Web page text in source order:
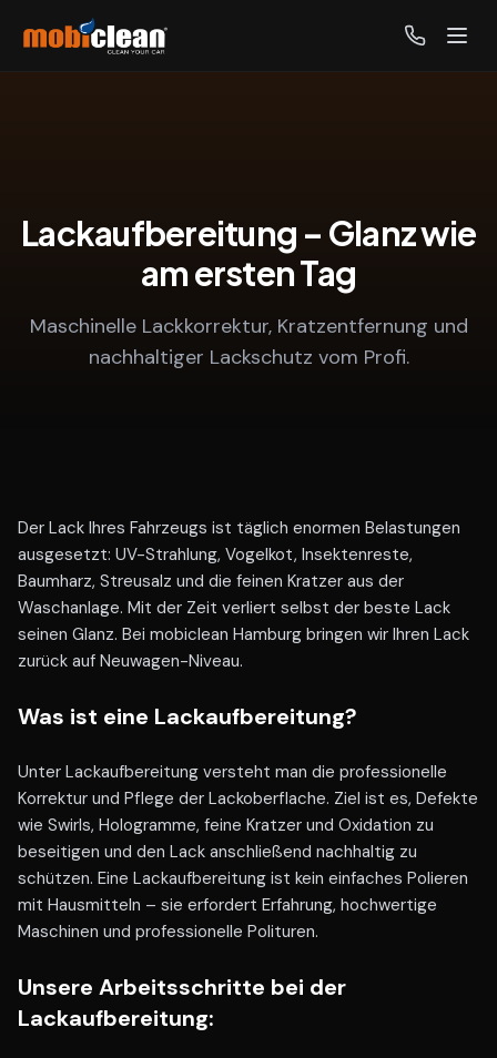
Lackaufbereitung – Glanz wie
am ersten Tag
Maschinelle Lackkorrektur, Kratzentfernung und
nachhaltiger Lackschutz vom Profi.
Der Lack Ihres Fahrzeugs ist täglich enormen Belastungen
ausgesetzt: UV-Strahlung, Vogelkot, Insektenreste,
Baumharz, Streusalz und die feinen Kratzer aus der
Waschanlage. Mit der Zeit verliert selbst der beste Lack
seinen Glanz. Bei mobiclean Hamburg bringen wir Ihren Lack
zurück auf Neuwagen-Niveau.
Was ist eine Lackaufbereitung?
Unter Lackaufbereitung versteht man die professionelle
Korrektur und Pflege der Lackoberflache. Ziel ist es, Defekte
wie Swirls, Hologramme, feine Kratzer und Oxidation zu
beseitigen und den Lack anschließend nachhaltig zu
schützen. Eine Lackaufbereitung ist kein einfaches Polieren
mit Hausmitteln – sie erfordert Erfahrung, hochwertige
Maschinen und professionelle Polituren.
Unsere Arbeitsschritte bei der
Lackaufbereitung: